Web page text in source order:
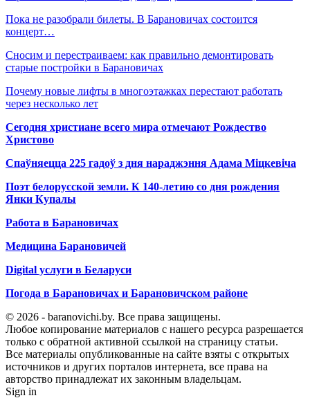
Пока не разобрали билеты. В Барановичах состоится
концерт…
Сносим и перестраиваем: как правильно демонтировать
старые постройки в Барановичах
Почему новые лифты в многоэтажках перестают работать
через несколько лет
Сегодня христиане всего мира отмечают Рождество
Христово
Спаўняецца 225 гадоў з дня нараджэння Адама Міцкевіча
Поэт белорусской земли. К 140-летию со дня рождения
Янки Купалы
Работа в Барановичах
Медицина Барановичей
Digital услуги в Беларуси
Погода в Барановичах и Барановичском районе
© 2026 - baranovichi.by. Все права защищены.
Любое копирование материалов с нашего ресурса разрешается
только с обратной активной ссылкой на страницу статьи.
Все материалы опубликованные на сайте взяты с открытых
источников и других порталов интернета, все права на
авторство принадлежат их законным владельцам.
Sign in